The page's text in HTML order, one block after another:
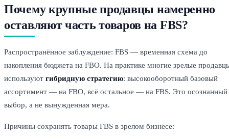
Почему крупные продавцы намеренно
оставляют часть товаров на FBS?
Распространённое заблуждение: FBS — временная схема до
накопления бюджета на FBO. На практике многие зрелые
используют гибридную стратегию: высокооборотный базовый
ассортимент — на FBO, всё остальное — на FBS. Это осознанный
выбор, а не вынужденная мера.
Причины сохранять товары FBS в зрелом бизнесе: